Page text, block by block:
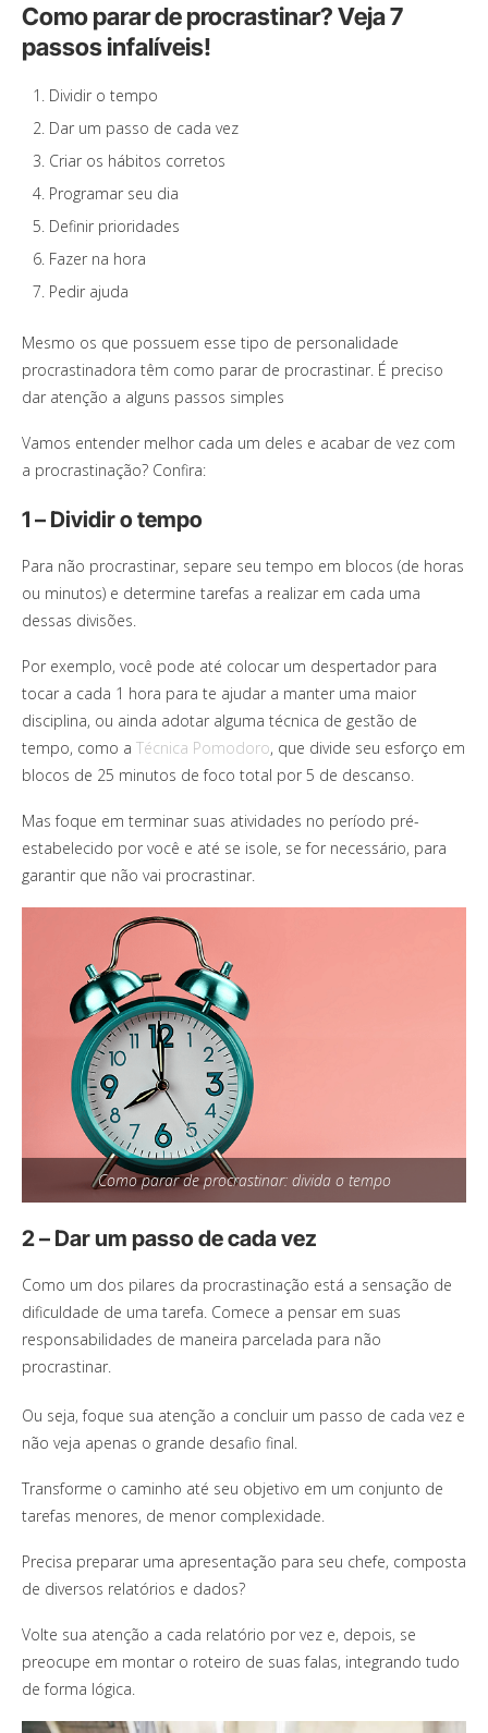
Como parar de procrastinar? Veja 7
passos infalíveis!
Dividir o tempo
Dar um passo de cada vez
Criar os hábitos corretos
Programar seu dia
Definir prioridades
Fazer na hora
Pedir ajuda
Mesmo os que possuem esse tipo de personalidade
procrastinadora têm como parar de procrastinar. É preciso
dar atenção a alguns passos simples
Vamos entender melhor cada um deles e acabar de vez com
a procrastinação? Confira:
1 – Dividir o tempo
Para não procrastinar, separe seu tempo em blocos (de horas
ou minutos) e determine tarefas a realizar em cada uma
dessas divisões.
Por exemplo, você pode até colocar um despertador para
tocar a cada 1 hora para te ajudar a manter uma maior
disciplina, ou ainda adotar alguma técnica de gestão de
tempo, como a Técnica Pomodoro, que divide seu esforço em
blocos de 25 minutos de foco total por 5 de descanso.
Mas foque em terminar suas atividades no período pré-
estabelecido por você e até se isole, se for necessário, para
garantir que não vai procrastinar.
Como parar de procrastinar: divida o tempo
2 – Dar um passo de cada vez
Como um dos pilares da procrastinação está a sensação de
dificuldade de uma tarefa. Comece a pensar em suas
responsabilidades de maneira parcelada para não
procrastinar.
Ou seja, foque sua atenção a concluir um passo de cada vez e
não veja apenas o grande desafio final.
Transforme o caminho até seu objetivo em um conjunto de
tarefas menores, de menor complexidade.
Precisa preparar uma apresentação para seu chefe, composta
de diversos relatórios e dados?
Volte sua atenção a cada relatório por vez e, depois, se
preocupe em montar o roteiro de suas falas, integrando tudo
de forma lógica.